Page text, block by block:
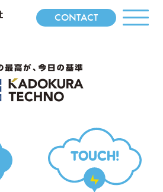
CONTACT
TOUCH!